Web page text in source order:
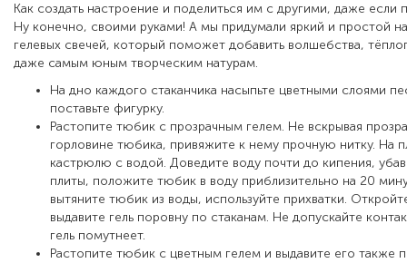
Как создать настроение и поделиться им с другими, даже если
Ну конечно, своими руками! А мы придумали яркий и простой
гелевых свечей, который поможет добавить волшебства,
даже самым юным творческим натурам.
На дно каждого стаканчика насыпьте цветными слоями
поставьте фигурку.
Растопите тюбик с прозрачным гелем. Не вскрывая
горловине тюбика, привяжите к нему прочную нитку. На
кастрюлю с водой. Доведите воду почти до кипения,
плиты, положите тюбик в воду приблизительно на 20
вытяните тюбик из воды, используйте прихватки.
выдавите гель поровну по стаканам. Не допускайте
гель помутнеет.
Растопите тюбик с цветным гелем и выдавите его также